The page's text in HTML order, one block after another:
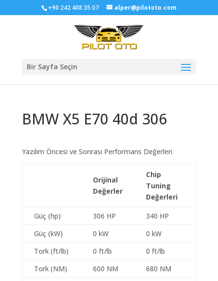
+90 242 408 35 07 alper@pilototo.com
Bir Sayfa Seçin
BMW X5 E70 40d 306
Yazılım Öncesi ve Sonrası Performans Değerleri
Orijinal
Değerler
Chip
Tuning
Değerleri
Güç (hp) 306 HP
340 HP
Güç (kW)
0 kW
0 kW
Tork (ft/lb)
0 ft/lb
0 ft/lb
Tork (NM)
600 NM
680 NM